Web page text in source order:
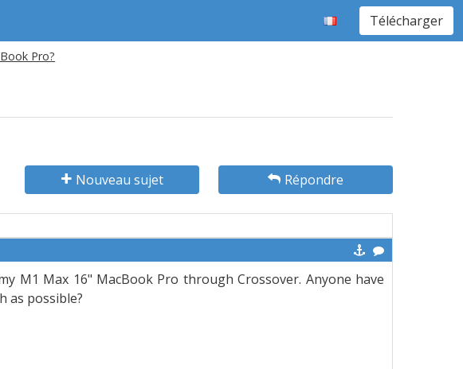
Télécharger
Pro?
Nouveau sujet Répondre
M1 Max 16" MacBook Pro through Crossover. Anyone have
as possible?